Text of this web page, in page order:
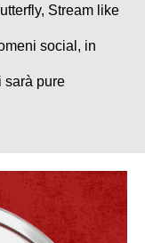
Stream like
social, in
sarà pure